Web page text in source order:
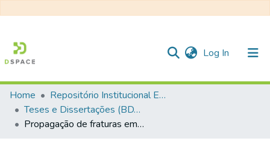
Log In (current)
Communities & Collections
All of DSpace
Home
Repositório Institucional EESC
Teses e Dissertações (BDTD USP)
Propagação de fraturas em juntas rugosas não-persistentes